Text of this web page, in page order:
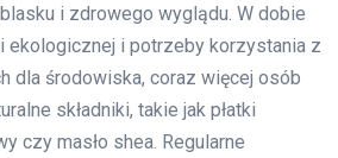
i zdrowego wyglądu. W dobie
ekologicznej i potrzeby korzystania z
dla środowiska, coraz więcej osób
składniki, takie jak płatki
czy masło shea. Regularne